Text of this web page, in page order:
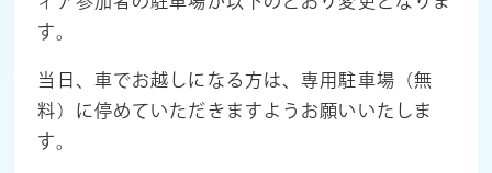
す。
当日、車でお越しになる方は、専用駐車場（無
料）に停めていただきますようお願いいたしま
す。